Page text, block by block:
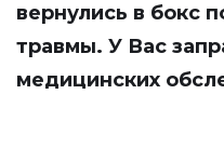
вернулись в бокс
травмы. У Вас
медицинских